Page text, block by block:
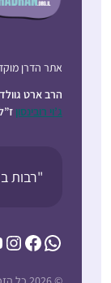
אתר הדרן מוקדש על
הרב ארט גוולד
ג’וי רובינסוןז”ל.
"רבות
WhatsApp